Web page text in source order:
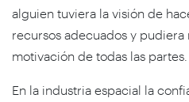
alguien tuviera la visión de
recursos adecuados y
motivación de todas las partes.
En la industria espacial la